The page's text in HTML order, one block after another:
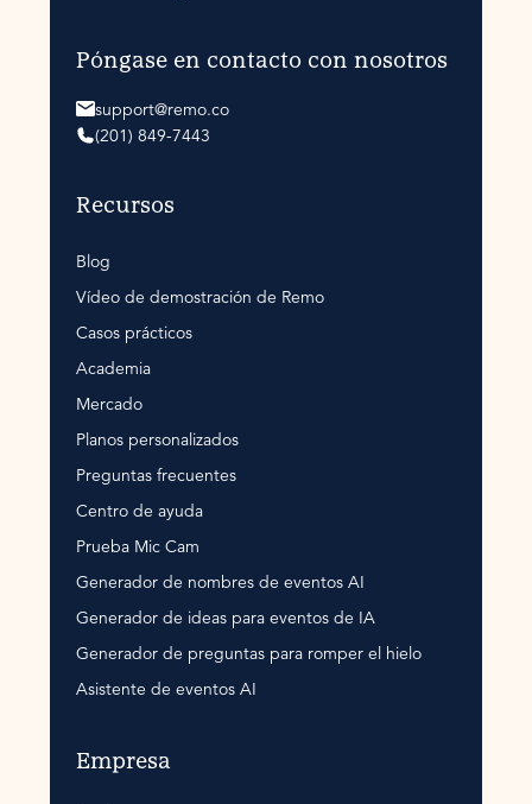
Póngase en contacto con nosotros
support@remo.co
(201) 849-7443
Recursos
Blog
Vídeo de demostración de Remo
Casos prácticos
Academia
Mercado
Planos personalizados
Preguntas frecuentes
Centro de ayuda
Prueba Mic Cam
Generador de nombres de eventos AI
Generador de ideas para eventos de IA
Generador de preguntas para romper el hielo
Asistente de eventos AI
Empresa